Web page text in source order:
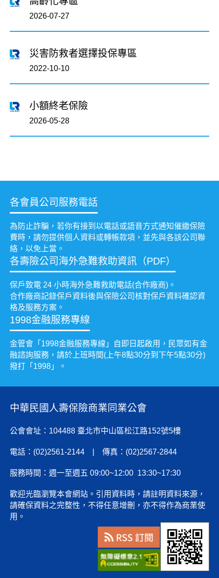
2026-07-27
災害防救者選擇投保專區
2022-10-10
小額終老保險
2026-05-28
各會員公司服務電話
為防止詐騙，若你有接到以電話或語音方式通知催繳保險
費時，請勿提供個人資料或轉帳款項，並先與各該公司聯
絡，以免上當。
各壽險公司海外急難救助資訊（PDF）
保戶致電 24 小時海外急難救助電話(合作廠商)。
合作廠商記錄保戶資料後與保險公司核對保戶資料確認資
格及服務方案。
1998金融服務專線
金管會「1998金融服務專線」自即日起啟用，民眾如有金
融諮詢服務，請於上班時間(上午8點30分到下午5點30分)
撥打「1998」。
中華民國人壽保險商業同業公會
公會會址：104488 臺北市中山區松江路152號5樓
電話：(02)2561-2144 | 傳真：(02)2567-2844
服務時間：週一至週五 09:00~12:00 13:30~17:30
歡迎光臨瀏覽本會網站。引用資料時，請註明資料來源，
請確保資料之完整性，不得任意增刪，亦不得作為商業使
用。